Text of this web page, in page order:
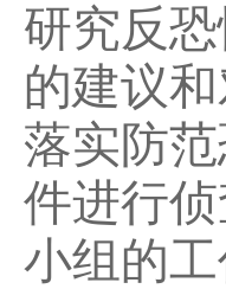
研究反
的建议
落实防
件进行
小组的工